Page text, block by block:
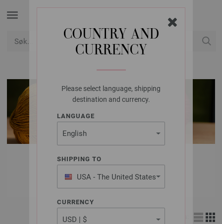
COUNTRY AND
CURRENCY
Please select language, shipping
destination and currency.
LANGUAGE
SHIPPING TO
USA - The United States
of America
CURRENCY
LANA GROSSA
ULL & GARN